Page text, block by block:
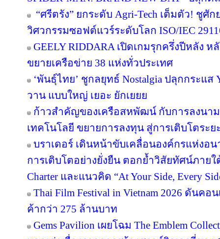
ในทุกชิ้นงานสู่คนรุ่นใหม่ - เวทีโลก
“ยืดเปล่า” เดินเกมรุกเปิด “แฟล็กชิปสโต
กลยุทธ์ “ยืด” ท้าชนแบรนด์แฟชั่นระดับโลก
แข็งแกร่งในระดับสากล
จาก Food Waste สู่ Food Wow! SUPALAI
PEAR is hungry เมื่อแนวคิดดี ๆ ได้รับพื้นที่ใ
"โทมิ" ยกทัพไอเทมทำความสะอาดบ้านค
บ้านยุคใหม่ เปลี่ยนทุกงานทำความสะอาดที่
#เคลียร์จบทุกภารกิจคราบ
เบนโตะ เปิดเกมรุก Collaboration
SPIDER-MAN: BRAND NEW DAY” ปลุ
“ศรีตรัง” ยกระดับ Agri-Tech เต็มตัว! ชู
วิศวกรรมซอฟต์แวร์ระดับโลก ISO/IEC
GEELY RIDDARA เปิดเกมรุกครึ่งปีหลัง